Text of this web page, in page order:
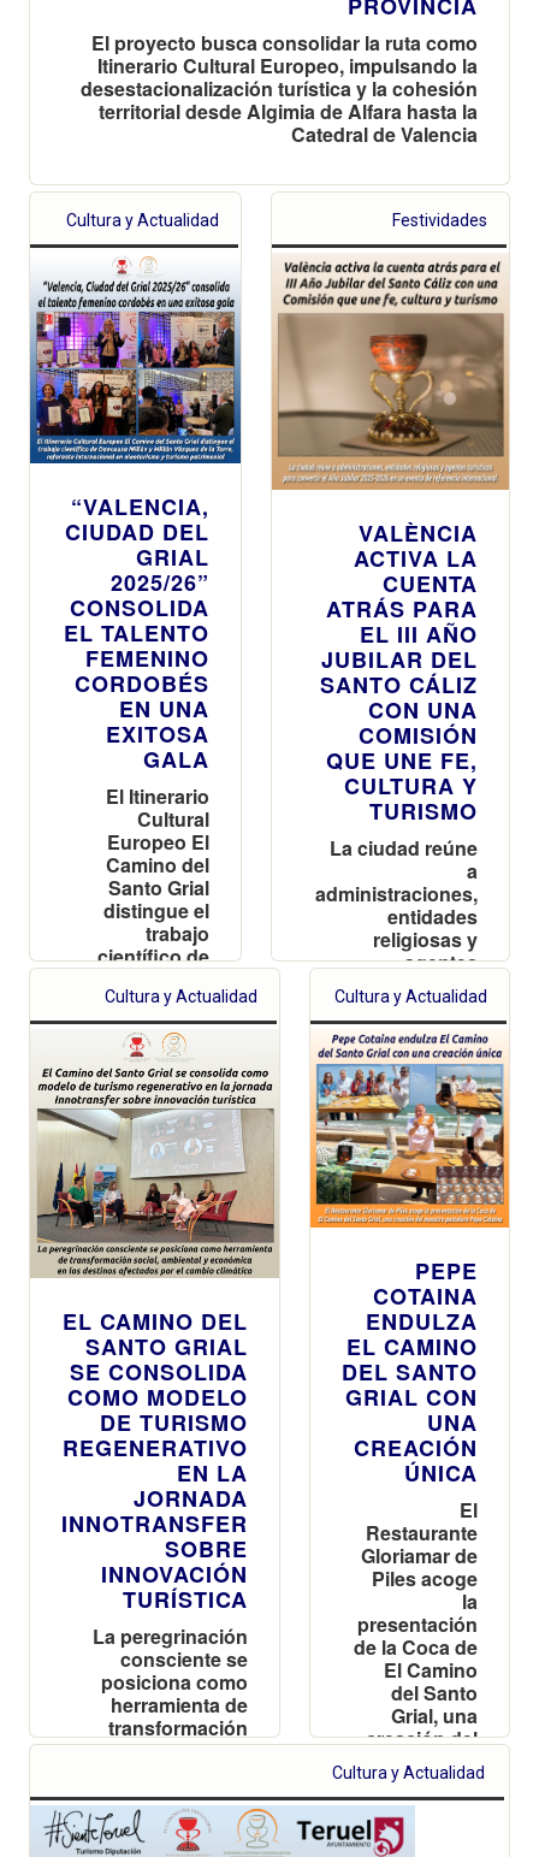
El proyecto busca consolidar la ruta como
Itinerario Cultural Europeo, impulsando la
desestacionalización turística y la cohesión
territorial desde Algimia de Alfara hasta la
Catedral de Valencia
Cultura y Actualidad
“VALENCIA,
CIUDAD DEL
GRIAL
2025/26”
CONSOLIDA
EL TALENTO
FEMENINO
CORDOBÉS
EN UNA
EXITOSA
GALA
El Itinerario
Cultural
Europeo El
Camino del
Santo Grial
distingue el
trabajo
científico de
Millán y Millán
Vázquez de la
Torre,
referente
internacional
en
oleoturismo y
turismo
patrimonial
Festividades
VALÈNCIA
ACTIVA LA
CUENTA
ATRÁS PARA
EL III AÑO
JUBILAR DEL
SANTO CÁLIZ
CON UNA
COMISIÓN
QUE UNE FE,
CULTURA Y
TURISMO
La ciudad reúne
a
administraciones,
entidades
religiosas y
agentes
turísticos para
convertir el Año
Jubilar 2025-2026
en un evento de
referencia
internacional
Cultura y Actualidad
EL CAMINO DEL
SANTO GRIAL
SE CONSOLIDA
COMO MODELO
DE TURISMO
REGENERATIVO
EN LA
JORNADA
INNOTRANSFER
SOBRE
INNOVACIÓN
TURÍSTICA
La peregrinación
consciente se
posiciona como
herramienta de
transformación
social, ambiental y
destinos afectados
por el cambio
climático
Cultura y Actualidad
PEPE
COTAINA
ENDULZA
EL CAMINO
DEL SANTO
GRIAL CON
UNA
CREACIÓN
ÚNICA
El
Restaurante
Gloriamar de
Piles acoge
la
presentación
de la Coca de
El Camino
del Santo
Grial, una
creación del
maestro
pastelero
Pepe Cotaina
Cultura y Actualidad